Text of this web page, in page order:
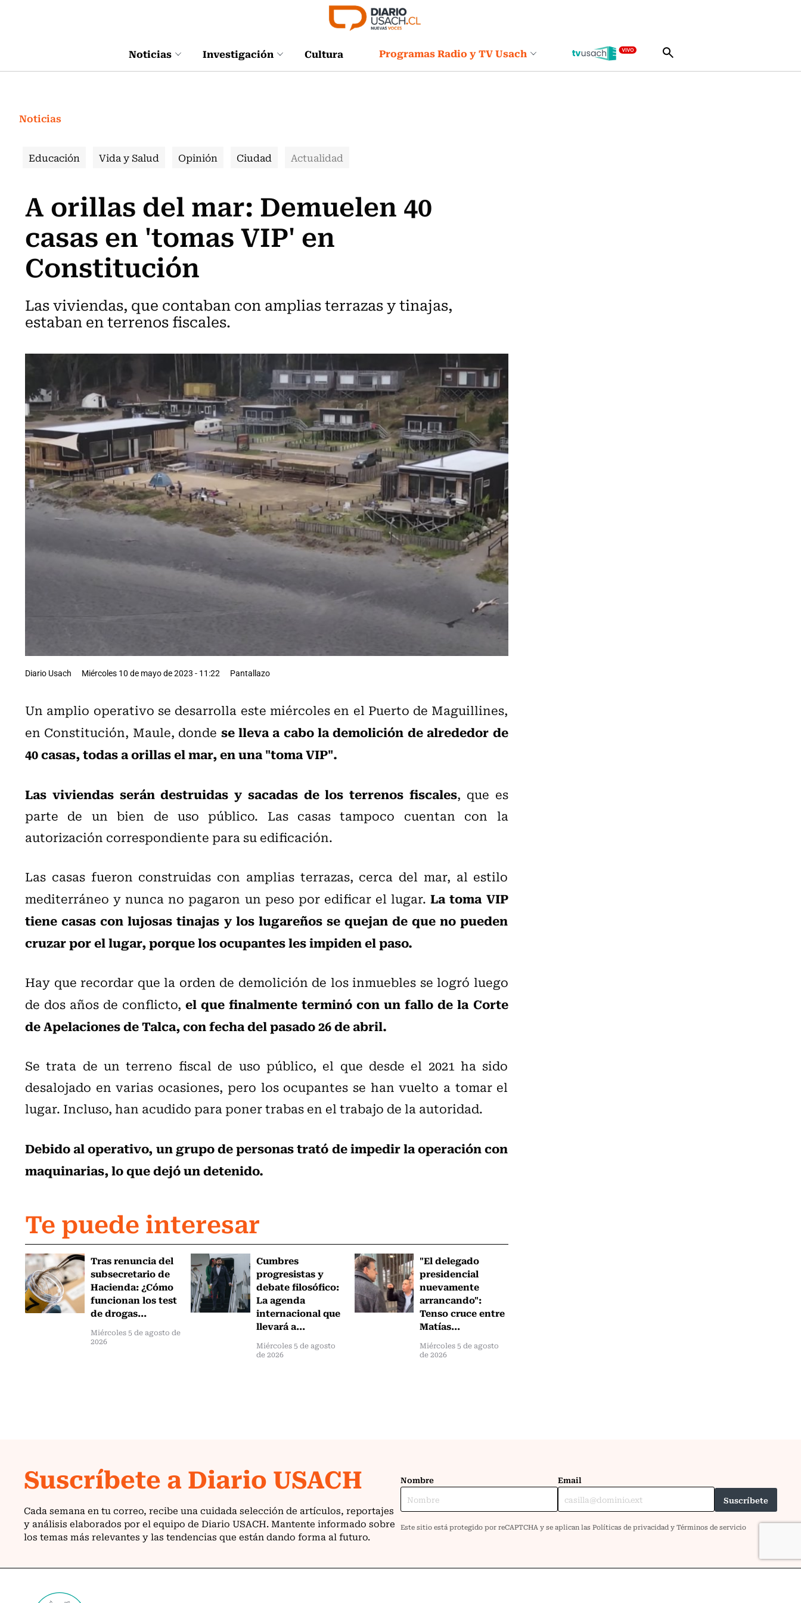
Noticias Investigación Cultura Programas Radio y TV Usach
Noticias
Educación Vida y Salud Opinión Ciudad Actualidad
A orillas del mar: Demuelen 40
casas en 'tomas VIP' en
Constitución
Las viviendas, que contaban con amplias terrazas y tinajas,
estaban en terrenos fiscales.
Diario Usach Miércoles 10 de mayo de 2023 - 11:22 Pantallazo
Un amplio operativo se desarrolla este miércoles en el Puerto de Maguillines,
en Constitución, Maule, donde se lleva a cabo la demolición de alrededor de
40 casas, todas a orillas el mar, en una "toma VIP".
Las viviendas serán destruidas y sacadas de los terrenos fiscales, que es
parte de un bien de uso público. Las casas tampoco cuentan con la
autorización correspondiente para su edificación.
Las casas fueron construidas con amplias terrazas, cerca del mar, al estilo
mediterráneo y nunca no pagaron un peso por edificar el lugar.La toma VIP
tiene casas con lujosas tinajas y los lugareños se quejan de que no pueden
cruzar por el lugar, porque los ocupantes les impiden el paso.
Hay que recordar que la orden de demolición de los inmuebles se logró luego
de dos años de conflicto,el que finalmente terminó con un fallo de la Corte
de Apelaciones de Talca, con fecha del pasado 26 de abril.
Se trata de un terreno fiscal de uso público, el que desde el 2021 ha sido
desalojado en varias ocasiones, pero los ocupantes se han vuelto a tomar el
lugar. Incluso, han acudido para poner trabas en el trabajo de la autoridad.
Debido al operativo, un grupo de personas trató de impedir la operación con
maquinarias, lo que dejó un detenido.
Te puede interesar
Tras renuncia del
subsecretario de
Hacienda: ¿Cómo
funcionan los test
de drogas...
Miércoles 5 de agosto de
2026
Cumbres
progresistas y
debate filosófico:
La agenda
internacional que
llevará a...
Miércoles 5 de agosto
de 2026
"El delegado
presidencial
nuevamente
arrancando":
Tenso cruce entre
Matías...
Miércoles 5 de agosto
de 2026